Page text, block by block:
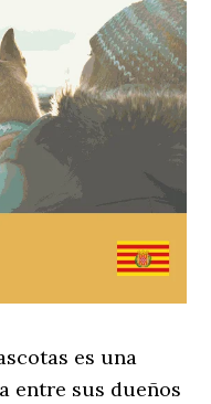
es una
entre sus dueños